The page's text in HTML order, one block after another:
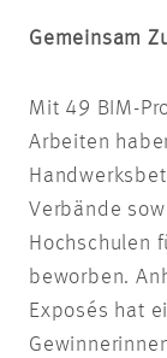
Gemeinsam
Mit 49 BIM-
Arbeiten
Verbände
Hochschulen
beworben.
Exposés hat